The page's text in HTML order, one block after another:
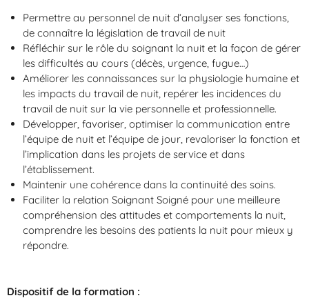
Permettre au personnel de nuit d’analyser ses fonctions,
de connaître la législation de travail de nuit
Réfléchir sur le rôle du soignant la nuit et la façon de gérer
les difficultés au cours (décès, urgence, fugue…)
Améliorer les connaissances sur la physiologie humaine et
les impacts du travail de nuit, repérer les incidences du
travail de nuit sur la vie personnelle et professionnelle.
Développer, favoriser, optimiser la communication entre
l’équipe de nuit et l’équipe de jour, revaloriser la fonction et
l’implication dans les projets de service et dans
l’établissement.
Maintenir une cohérence dans la continuité des soins.
Faciliter la relation Soignant Soigné pour une meilleure
compréhension des attitudes et comportements la nuit,
comprendre les besoins des patients la nuit pour mieux y
répondre.
Dispositif de la formation :